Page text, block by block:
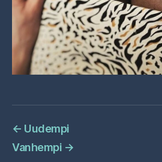
← Uudempi
Vanhempi →